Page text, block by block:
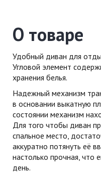
О товаре
Удобный диван для
Угловой элемент
хранения белья.
Надежный механизм
в основании выкатную
состоянии механизм
Для того чтобы диван
спальное место,
аккуратно потянуть её
настолько прочная, что
день.